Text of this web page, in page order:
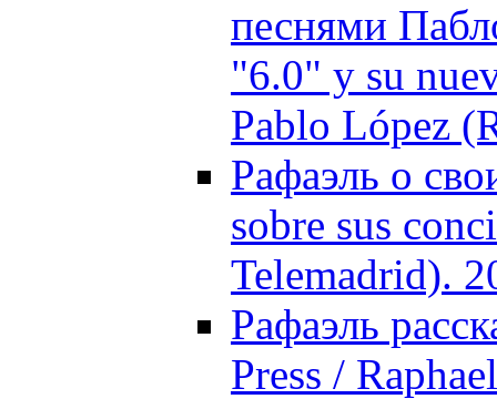
песнями
"6.0" y su
Pablo López
Рафаэль о
sobre sus
Telemadrid).
Рафаэль
Press /